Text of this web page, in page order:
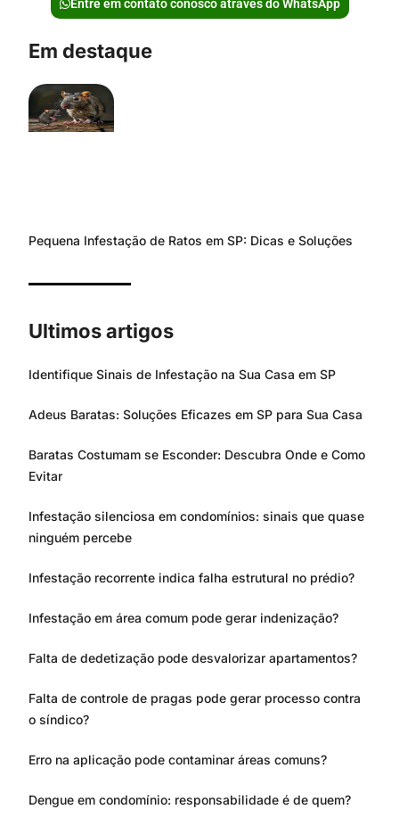
Entre em contato conosco através do WhatsApp
Em destaque
Pequena Infestação de Ratos em SP: Dicas e Soluções
Ultimos artigos
Identifique Sinais de Infestação na Sua Casa em SP
Adeus Baratas: Soluções Eficazes em SP para Sua Casa
Baratas Costumam se Esconder: Descubra Onde e Como
Evitar
Infestação silenciosa em condomínios: sinais que quase
ninguém percebe
Infestação recorrente indica falha estrutural no prédio?
Infestação em área comum pode gerar indenização?
Falta de dedetização pode desvalorizar apartamentos?
Falta de controle de pragas pode gerar processo contra
o síndico?
Erro na aplicação pode contaminar áreas comuns?
Dengue em condomínio: responsabilidade é de quem?